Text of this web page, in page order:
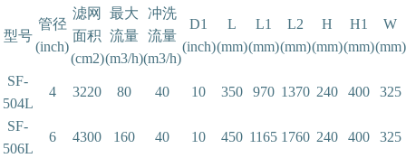
型号
管径
(inch)
滤网
面积
(cm2)
最大
流量
(m3/h)
冲洗
流量
(m3/h)
D1
(inch)
L
(mm)
L1
(mm)
L2
(mm)
H
(mm)
H1
(mm)
W
(mm)
SF-
504L
4 3220 80 40 10 350 970 1370 240 400 325
SF-
506L
6 4300 160 40 10 450 1165 1760 240 400 325